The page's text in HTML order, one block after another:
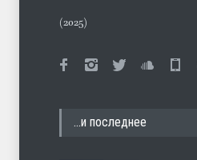
(2025)
…и последнее